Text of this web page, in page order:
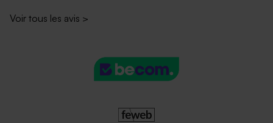
Voir tous les avis >